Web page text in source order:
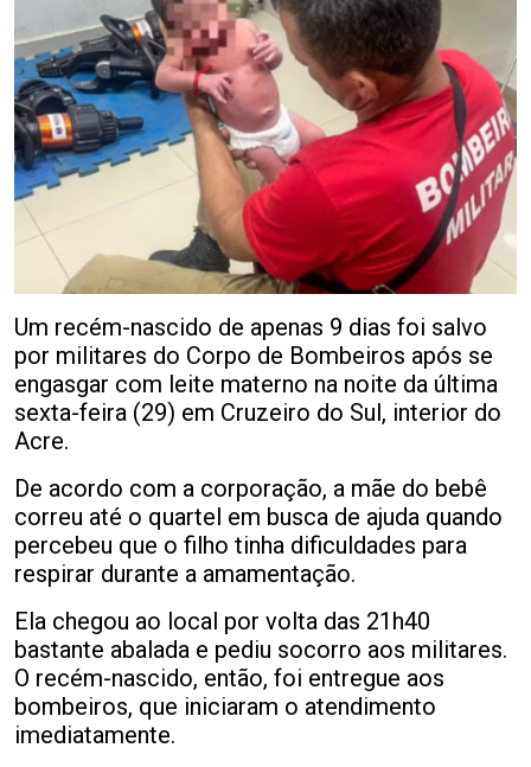
Um recém-nascido de apenas 9 dias foi salvo
por militares do Corpo de Bombeiros após se
engasgar com leite materno na noite da última
sexta-feira (29) em Cruzeiro do Sul, interior do
Acre.
De acordo com a corporação, a mãe do bebê
correu até o quartel em busca de ajuda quando
percebeu que o filho tinha dificuldades para
respirar durante a amamentação.
Ela chegou ao local por volta das 21h40
bastante abalada e pediu socorro aos militares.
O recém-nascido, então, foi entregue aos
bombeiros, que iniciaram o atendimento
imediatamente.